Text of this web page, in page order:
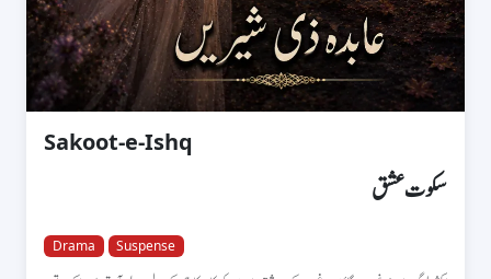
Sakoot-e-Ishq
سکوت عشق
Drama Suspense